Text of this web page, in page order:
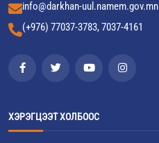
info@darkhan-uul.namem.gov.mn
(+976) 77037-3783, 7037-4161
ХЭРЭГЦЭЭТ ХОЛБООС